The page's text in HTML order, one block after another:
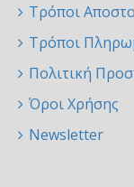
Τρόποι
Τρόποι
Πολιτική
Όροι Χρήσης
Newsletter